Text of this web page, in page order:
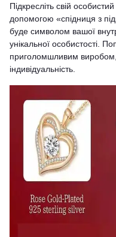
Підкресліть свій
допомогою «спідниця з
буде символом вашої
унікальної особистості.
приголомшливим
індивідуальність.